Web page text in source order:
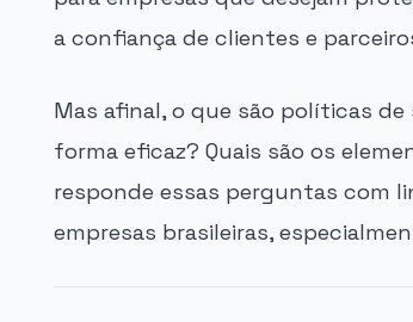
a confiança de clientes e
Mas afinal, o que são políticas
forma eficaz? Quais são os
responde essas perguntas com
empresas brasileiras,